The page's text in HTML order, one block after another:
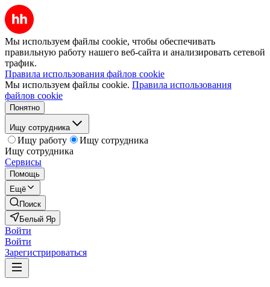
Мы используем файлы cookie, чтобы обеспечивать
правильную работу нашего веб-сайта и анализировать сетевой
трафик.
Правила использования файлов cookie
Мы используем файлы cookie. Правила использования
файлов cookie
Понятно
Ищу сотрудника
Ищу работу
Ищу сотрудника
Ищу сотрудника
Сервисы
Помощь
Ещё
Поиск
Белый Яр
Войти
Войти
Зарегистрироваться